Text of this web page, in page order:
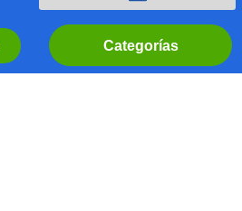
Categorías